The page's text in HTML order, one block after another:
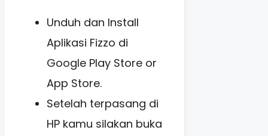
Unduh dan Install
Aplikasi Fizzo di
Google Play Store or
App Store.
Setelah terpasang di
HP kamu silakan buka